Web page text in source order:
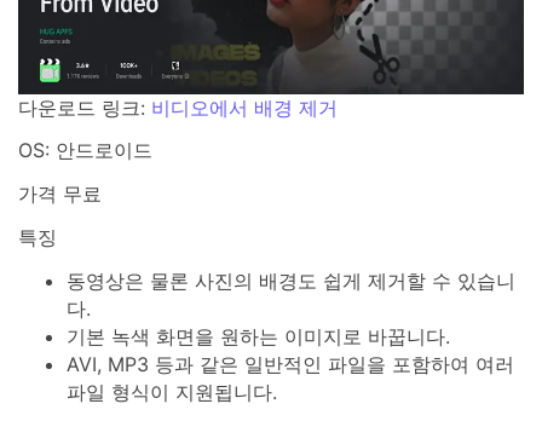
다운로드 링크: 비디오에서 배경 제거
OS: 안드로이드
가격 무료
특징
동영상은 물론 사진의 배경도 쉽게 제거할 수 있습니
다.
기본 녹색 화면을 원하는 이미지로 바꿉니다.
AVI, MP3 등과 같은 일반적인 파일을 포함하여 여러
파일 형식이 지원됩니다.